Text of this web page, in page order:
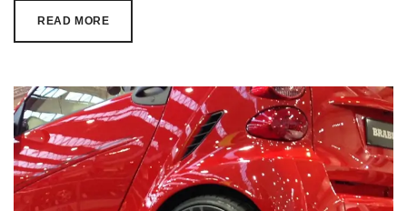
READ MORE